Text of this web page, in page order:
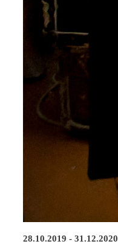
28.10.2019 - 31.12.2020